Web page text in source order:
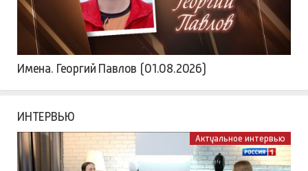
Имена. Георгий Павлов (01.08.2026)
ИНТЕРВЬЮ
Актуальное интервью